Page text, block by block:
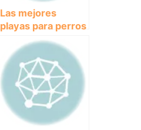
Las mejores
playas para perros
en Galicia: disfruta
del verano con tu
mascota